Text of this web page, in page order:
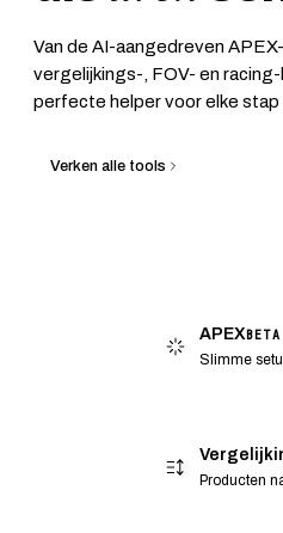
Van de AI-aangedreven
vergelijkings-, FOV- en
perfecte helper voor elke stap
Verken alle tools
APEXBETA
Slimme
Producten